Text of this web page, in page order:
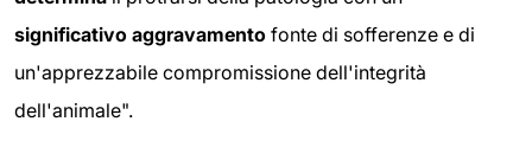
significativo aggravamento fonte di sofferenze e di
un'apprezzabile compromissione dell'integrità
dell'animale".